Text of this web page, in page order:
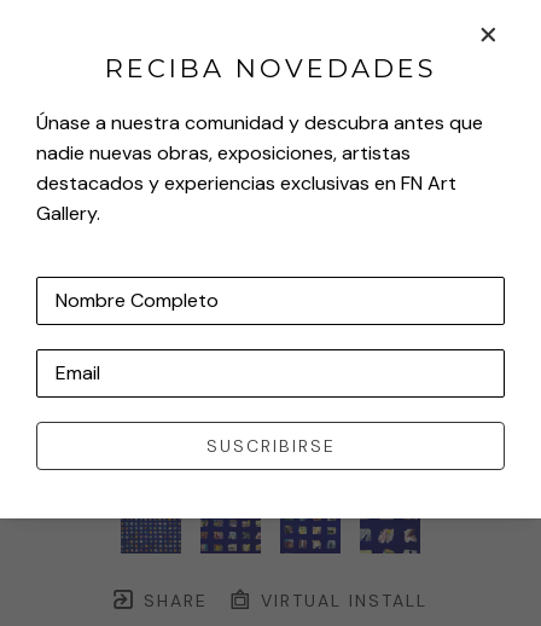
SHARE VIRTUAL INSTALL
RECIBA NOVEDADES
Únase a nuestra comunidad y descubra antes que
nadie nuevas obras, exposiciones, artistas
destacados y experiencias exclusivas en FN Art
Gallery.
Nombre Completo
Email
SUSCRIBIRSE